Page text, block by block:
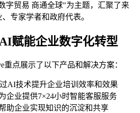
字贸易 商通全球"为主题，汇聚了来
专家学者和政府代表。
赋能企业数字化转型
重点展示了以下产品和解决方案：
AI技术提升企业培训效率和效果
企业提供7×24小时智能客服服务
助企业实现知识的沉淀和共享